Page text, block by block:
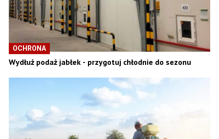
OCHRONA
Wydłuż podaż jabłek - przygotuj chłodnie do sezonu